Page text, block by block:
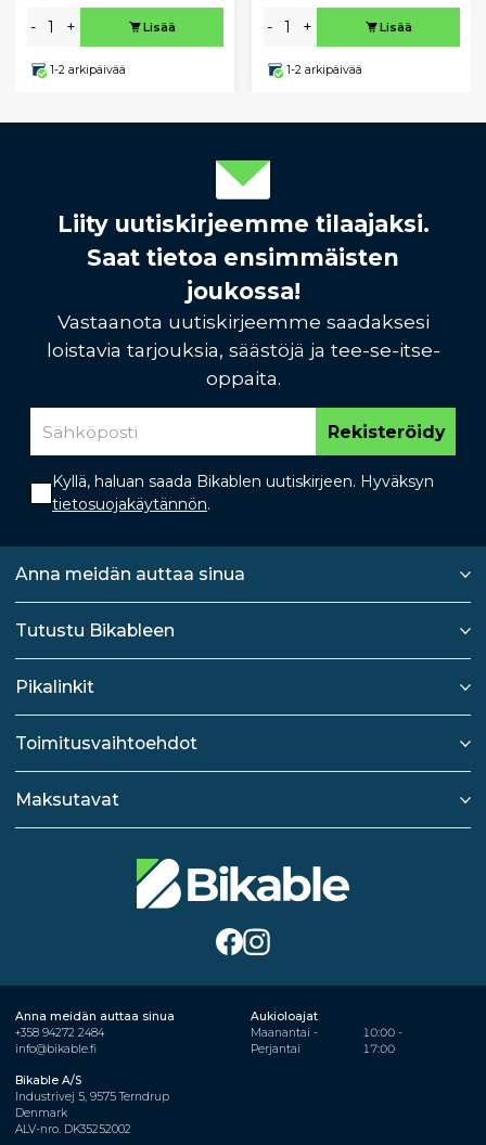
- + Lisää
1-2 arkipäivää
- + Lisää
1-2 arkipäivää
Liity uutiskirjeemme tilaajaksi.
Saat tietoa ensimmäisten
joukossa!
Vastaanota uutiskirjeemme saadaksesi
loistavia tarjouksia, säästöjä ja tee-se-itse-
oppaita.
Rekisteröidy
Kyllä, haluan saada Bikablen uutiskirjeen. Hyväksyn
tietosuojakäytännön.
Anna meidän auttaa sinua
Tutustu Bikableen
Pikalinkit
Toimitusvaihtoehdot
Maksutavat
Anna meidän auttaa sinua
+358 94272 2484
info@bikable.fi
Aukioloajat
Maanantai -
Perjantai
10:00 -
17:00
Bikable A/S
Industrivej 5, 9575 Terndrup
Denmark
ALV-nro. DK35252002